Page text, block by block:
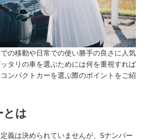
の移動や日常での使い勝手の良さに人気
タリの車を選ぶためには何を重視すれば
ンパクトカーを選ぶ際のポイントをご紹
とは
義は決められていませんが、5ナンバー